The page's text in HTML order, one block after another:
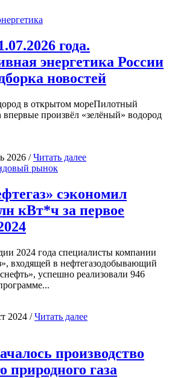
года.
энергетика России
новостей
в открытом мореПилотный
впервые произвёл «зелёный» водород
2026 /Читать далее
рынок
сэкономил
кВт*ч за первое
2024 года специалисты компании
входящей в нефтегазодобывающий
успешно реализовали 946
2024 /Читать далее
производство
природного газа